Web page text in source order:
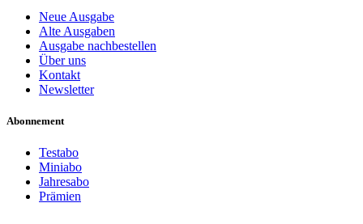
Neue Ausgabe
Alte Ausgaben
Ausgabe nachbestellen
Über uns
Kontakt
Newsletter
Abonnement
Testabo
Miniabo
Jahresabo
Prämien